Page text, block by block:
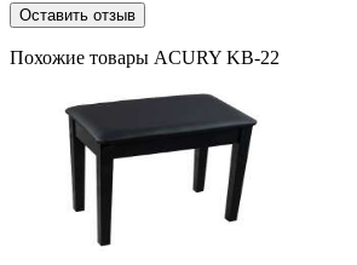
Оставить отзыв
Похожие товары ACURY KB-22